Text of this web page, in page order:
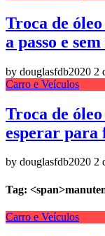
Troca de
a passo e
by douglasfdb2020 2
Carro e Veículos
Troca de
esperar para
by douglasfdb2020 2
Tag:
Carro e Veículos